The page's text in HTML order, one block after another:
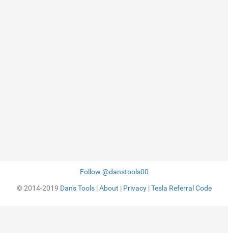
Follow @danstools00
© 2014-2019 Dan's Tools|About | Privacy|Tesla Referral Code